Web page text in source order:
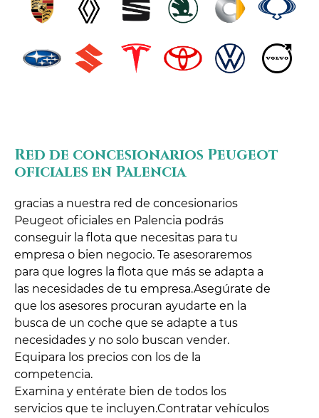
Red de concesionarios Peugeot
oficiales en Palencia
gracias a nuestra red de concesionarios
Peugeot oficiales en Palencia podrás
conseguir la flota que necesitas para tu
empresa o bien negocio. Te asesoraremos
para que logres la flota que más se adapta a
las necesidades de tu empresa.Asegúrate de
que los asesores procuran ayudarte en la
busca de un coche que se adapte a tus
necesidades y no solo buscan vender.
Equipara los precios con los de la
competencia.
Examina y entérate bien de todos los
servicios que te incluyen.Contratar vehículos